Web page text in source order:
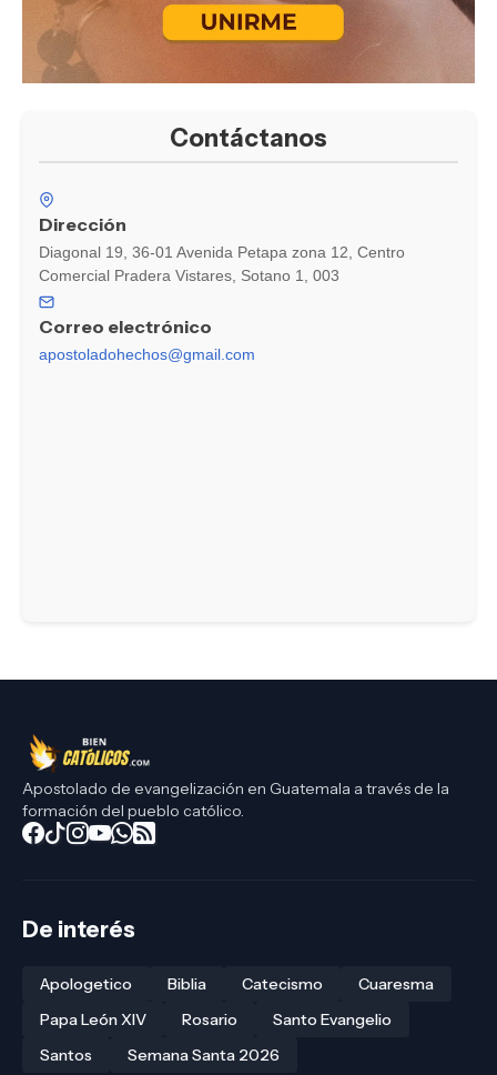
Contáctanos
Dirección
Diagonal 19, 36-01 Avenida Petapa zona 12, Centro
Comercial Pradera Vistares, Sotano 1, 003
Correo electrónico
apostoladohechos@gmail.com
Apostolado de evangelización en Guatemala a través de la
formación del pueblo católico.
De interés
Apologetico Biblia Catecismo
Cuaresma
Papa León XIV
Rosario
Santo Evangelio
Santos
Semana Santa 2026